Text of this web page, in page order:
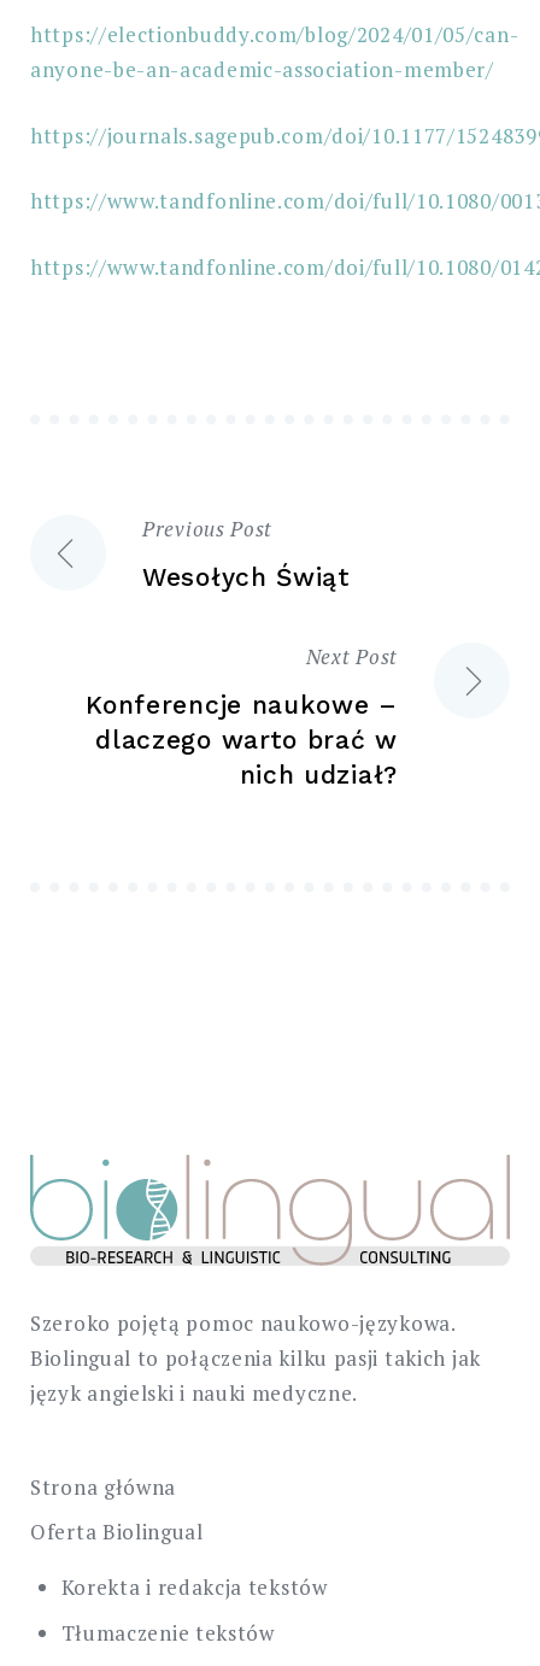
https://electionbuddy.com/blog/2024/01/05/can-
anyone-be-an-academic-association-member/
https://journals.sagepub.com/doi/10.1177/
https://www.tandfonline.com/doi/full/10.1080/
https://www.tandfonline.com/doi/full/10.1080/
Nawigacja
Previous Post
Wesołych Świąt
Next Post
Konferencje naukowe –
dlaczego warto brać w
nich udział?
Szeroko pojętą pomoc naukowo-językowa.
Biolingual to połączenia kilku pasji takich jak
język angielski i nauki medyczne.
Strona główna
Oferta Biolingual
Korekta i redakcja tekstów
Tłumaczenie tekstów